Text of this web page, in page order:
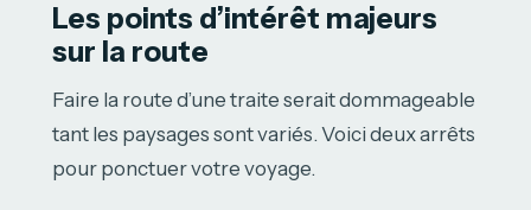
Les points d’intérêt majeurs
sur la route
Faire la route d’une traite serait dommageable
tant les paysages sont variés. Voici deux arrêts
pour ponctuer votre voyage.